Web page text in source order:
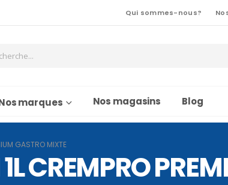
Qui sommes-nous?
marques Nos magasins Blog
GASTRO MIXTE
CREMPRO